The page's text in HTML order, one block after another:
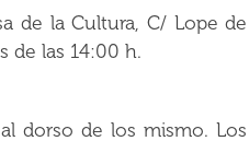
de la Cultura, C/ Lope de
de las 14:00 h.
dorso de los mismo. Los